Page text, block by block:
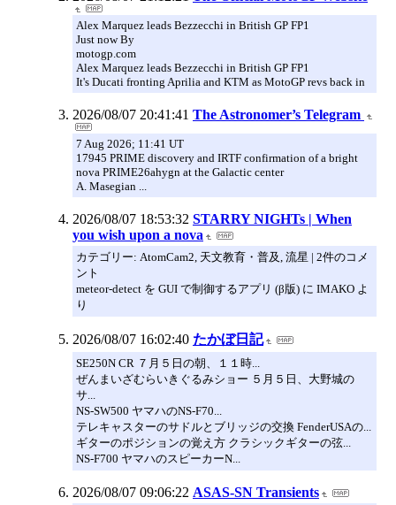
Alex Marquez leads Bezzecchi in British GP FP1
Just now By
motogp.com
Alex Marquez leads Bezzecchi in British GP FP1
It's Ducati fronting Aprilia and KTM as MotoGP revs back in
2026/08/07 20:41:41 The Astronomer’s Telegram
7 Aug 2026; 11:41 UT
17945 PRIME discovery and IRTF confirmation of a bright
nova PRIME26ahygn at the Galactic center
A. Masegian ...
2026/08/07 18:53:32 STARRY NIGHTs | When
you wish upon a nova
カテゴリー: AtomCam2, 天文教育・普及, 流星 | 2件のコメ
ント
meteor-detect を GUI で制御するアプリ (β版) に IMAKO よ
り
2026/08/07 16:02:40 たかぼ日記
SE250N CR ７月５日の朝、１１時...
ぜんまいざむらいきぐるみショー ５月５日、大野城の
サ...
NS-SW500 ヤマハのNS-F70...
テレキャスターのサドルとブリッジの交換 FenderUSAの...
ギターのポジションの覚え方 クラシックギターの弦...
NS-F700 ヤマハのスピーカーN...
2026/08/07 09:06:22 ASAS-SN Transients